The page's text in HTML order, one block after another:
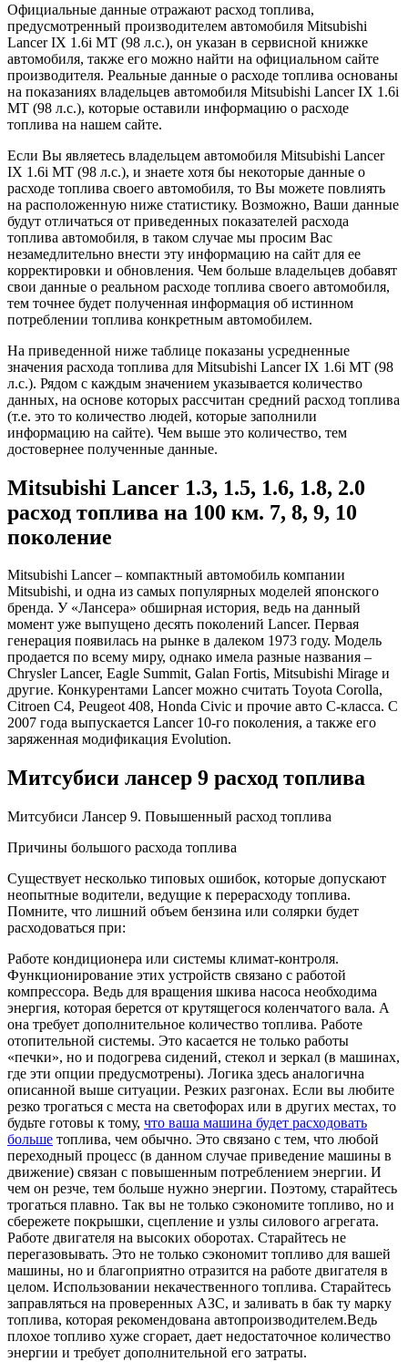
Официальные данные отражают расход топлива,
предусмотренный производителем автомобиля Mitsubishi
Lancer IX 1.6i MT (98 л.с.), он указан в сервисной книжке
автомобиля, также его можно найти на официальном сайте
производителя. Реальные данные о расходе топлива основаны
на показаниях владельцев автомобиля Mitsubishi Lancer IX 1.6i
MT (98 л.с.), которые оставили информацию о расходе
топлива на нашем сайте.
Если Вы являетесь владельцем автомобиля Mitsubishi Lancer
IX 1.6i MT (98 л.с.), и знаете хотя бы некоторые данные о
расходе топлива своего автомобиля, то Вы можете повлиять
на расположенную ниже статистику. Возможно, Ваши данные
будут отличаться от приведенных показателей расхода
топлива автомобиля, в таком случае мы просим Вас
незамедлительно внести эту информацию на сайт для ее
корректировки и обновления. Чем больше владельцев добавят
свои данные о реальном расходе топлива своего автомобиля,
тем точнее будет полученная информация об истинном
потреблении топлива конкретным автомобилем.
На приведенной ниже таблице показаны усредненные
значения расхода топлива для Mitsubishi Lancer IX 1.6i MT (98
л.с.). Рядом с каждым значением указывается количество
данных, на основе которых рассчитан средний расход топлива
(т.е. это то количество людей, которые заполнили
информацию на сайте). Чем выше это количество, тем
достовернее полученные данные.
Mitsubishi Lancer 1.3, 1.5, 1.6, 1.8, 2.0
расход топлива на 100 км. 7, 8, 9, 10
поколение
Mitsubishi Lancer – компактный автомобиль компании
Mitsubishi, и одна из самых популярных моделей японского
бренда. У «Лансера» обширная история, ведь на данный
момент уже выпущено десять поколений Lancer. Первая
генерация появилась на рынке в далеком 1973 году. Модель
продается по всему миру, однако имела разные названия –
Chrysler Lancer, Eagle Summit, Galan Fortis, Mitsubishi Mirage и
другие. Конкурентами Lancer можно считать Toyota Corolla,
Citroen C4, Peugeot 408, Honda Civic и прочие авто С-класса. С
2007 года выпускается Lancer 10-го поколения, а также его
заряженная модификация Evolution.
Митсубиси лансер 9 расход топлива
Митсубиси Лансер 9. Повышенный расход топлива
Причины большого расхода топлива
Существует несколько типовых ошибок, которые допускают
неопытные водители, ведущие к перерасходу топлива.
Помните, что лишний объем бензина или солярки будет
расходоваться при:
Работе кондиционера или системы климат-контроля.
Функционирование этих устройств связано с работой
компрессора. Ведь для вращения шкива насоса необходима
энергия, которая берется от крутящегося коленчатого вала. А
она требует дополнительное количество топлива. Работе
отопительной системы. Это касается не только работы
«печки», но и подогрева сидений, стекол и зеркал (в машинах,
где эти опции предусмотрены). Логика здесь аналогична
описанной выше ситуации. Резких разгонах. Если вы любите
резко трогаться с места на светофорах или в других местах, то
будьте готовы к тому, что ваша машина будет расходовать
больше топлива, чем обычно. Это связано с тем, что любой
переходный процесс (в данном случае приведение машины в
движение) связан с повышенным потреблением энергии. И
чем он резче, тем больше нужно энергии. Поэтому, старайтесь
трогаться плавно. Так вы не только сэкономите топливо, но и
сбережете покрышки, сцепление и узлы силового агрегата.
Работе двигателя на высоких оборотах. Старайтесь не
перегазовывать. Это не только сэкономит топливо для вашей
машины, но и благоприятно отразится на работе двигателя в
целом. Использовании некачественного топлива. Старайтесь
заправляться на проверенных АЗС, и заливать в бак ту марку
топлива, которая рекомендована автопроизводителем.Ведь
плохое топливо хуже сгорает, дает недостаточное количество
энергии и требует дополнительной его затраты.